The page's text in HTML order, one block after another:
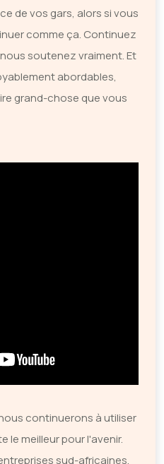
de vos gars, alors si vous
comme ça. Continuez
soutenez vraiment. Et
abordables,
grand-chose que vous
continuerons à utiliser
le meilleur pour l'avenir.
sud-africaines,